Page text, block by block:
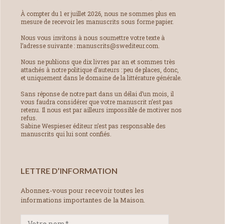
À compter du 1 er juillet 2026, nous ne sommes plus en
mesure de recevoir les manuscrits sous forme papier.
Nous vous invitons à nous soumettre votre texte à
l’adresse suivante : manuscrits@swediteur.com.
Nous ne publions que dix livres par an et sommes très
attachés à notre politique d’auteurs : peu de places, donc,
et uniquement dans le domaine de la littérature générale.
Sans réponse de notre part dans un délai d’un mois, il
vous faudra considérer que votre manuscrit n’est pas
retenu. Il nous est par ailleurs impossible de motiver nos
refus.
Sabine Wespieser éditeur n’est pas responsable des
manuscrits qui lui sont confiés.
LETTRE D’INFORMATION
Abonnez-vous pour recevoir toutes les
informations importantes de la Maison.